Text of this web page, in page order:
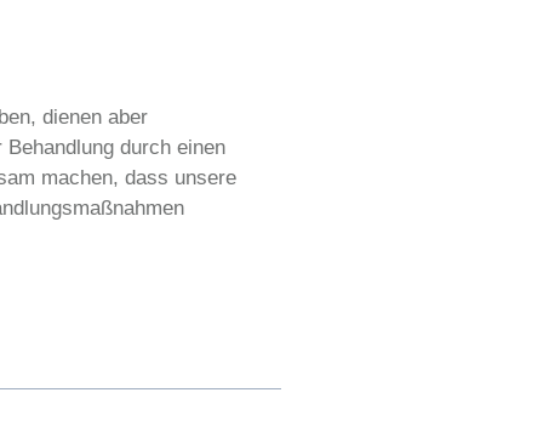
dienen aber
durch einen
machen, dass unsere